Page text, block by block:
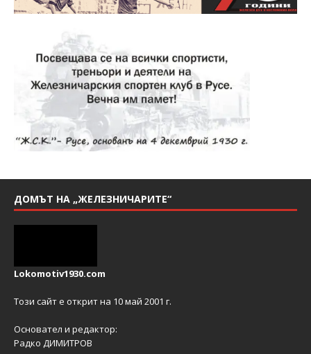
ДОМЪТ НА „ЖЕЛЕЗНИЧАРИТЕ“
Lokomotiv1930.com
Този сайт е открит на 10 май 2001 г.
Основател и редактор:
Радко ДИМИТРОВ